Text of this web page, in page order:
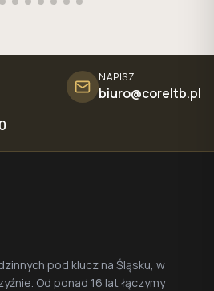
NAPISZ
biuro@coreltb.pl
pod klucz na Śląsku, w
Od ponad 16 lat łączymy